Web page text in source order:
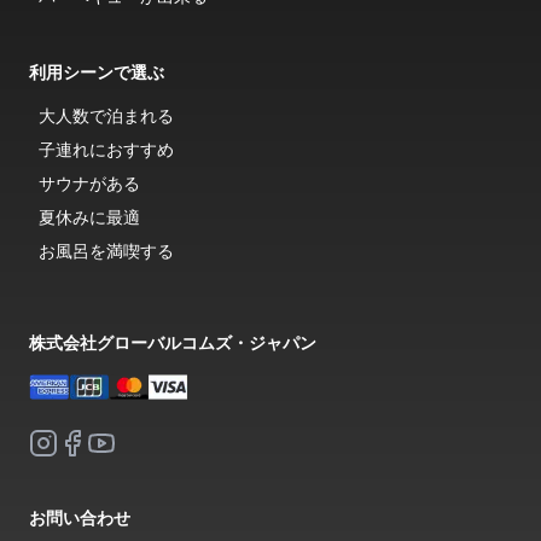
利用シーンで選ぶ
大人数で泊まれる
子連れにおすすめ
サウナがある
夏休みに最適
お風呂を満喫する
株式会社グローバルコムズ・ジャパン
お問い合わせ